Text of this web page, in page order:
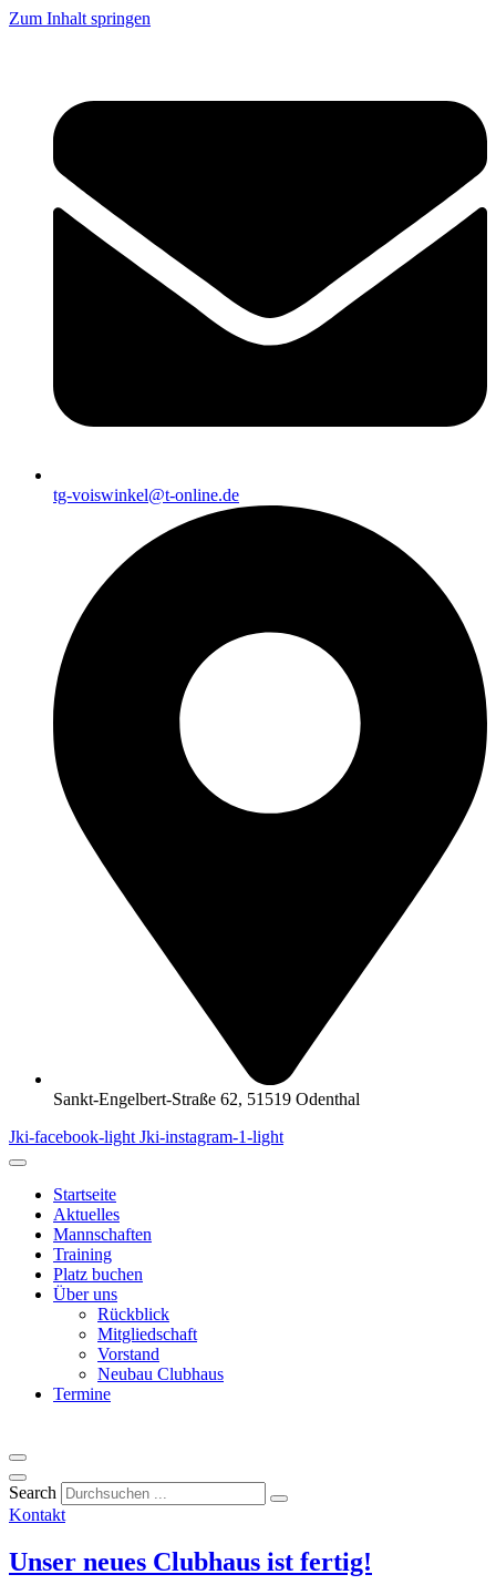
Zum Inhalt springen
tg-voiswinkel@t-online.de
Sankt-Engelbert-Straße 62, 51519 Odenthal
Jki-facebook-light Jki-instagram-1-light
Startseite
Aktuelles
Mannschaften
Training
Platz buchen
Über uns
Rückblick
Mitgliedschaft
Vorstand
Neubau Clubhaus
Termine
Search
Kontakt
Unser neues Clubhaus ist fertig!